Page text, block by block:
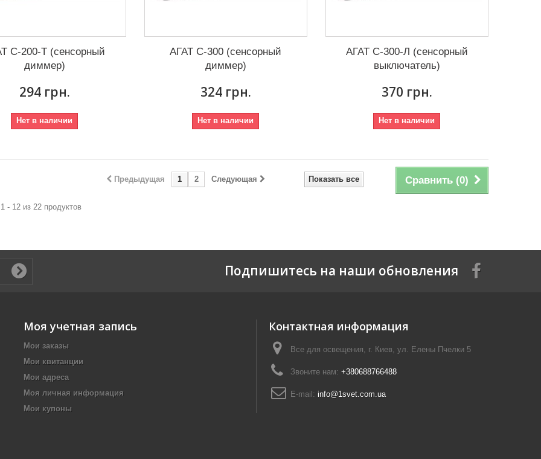
С-200-Т (сенсорный
диммер)
294 грн.
Нет в наличии
АГАТ С-300 (сенсорный
диммер)
324 грн.
Нет в наличии
АГАТ С-300-Л (сенсорный
выключатель)
370 грн.
Нет в наличии
Сравнить (0)
Показать все
Предыдущая 1 2 Следующая
- 12 из 22 продуктов
Подпишитесь на наши обновления
Моя учетная запись
Мои заказы
Мои квитанции
Мои адреса
Моя личная информация
Мои купоны
Контактная информация
Все для освещения, г. Киев, ул. Елены Пчелки 5
Звоните нам: +380688766488
E-mail: info@1svet.com.ua